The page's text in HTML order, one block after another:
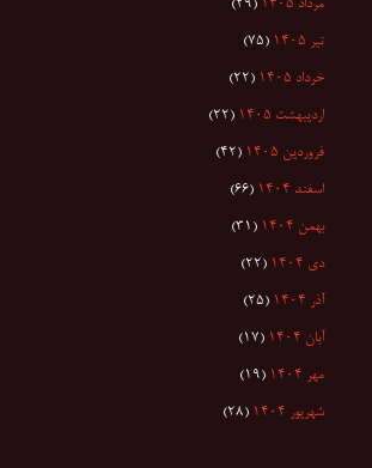
مرداد ۱۴۰۵ (۲۹)
تیر ۱۴۰۵ (۷۵)
خرداد ۱۴۰۵ (۲۲)
اردیبهشت ۱۴۰۵ (۲۲)
فروردین ۱۴۰۵ (۴۲)
اسفند ۱۴۰۴ (۶۶)
بهمن ۱۴۰۴ (۳۱)
دی ۱۴۰۴ (۲۲)
آذر ۱۴۰۴ (۲۵)
آبان ۱۴۰۴ (۱۷)
مهر ۱۴۰۴ (۱۹)
شهریور ۱۴۰۴ (۲۸)